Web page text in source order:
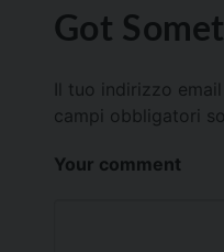
Got
Il tuo indirizzo
campi obbligatori
Your comment